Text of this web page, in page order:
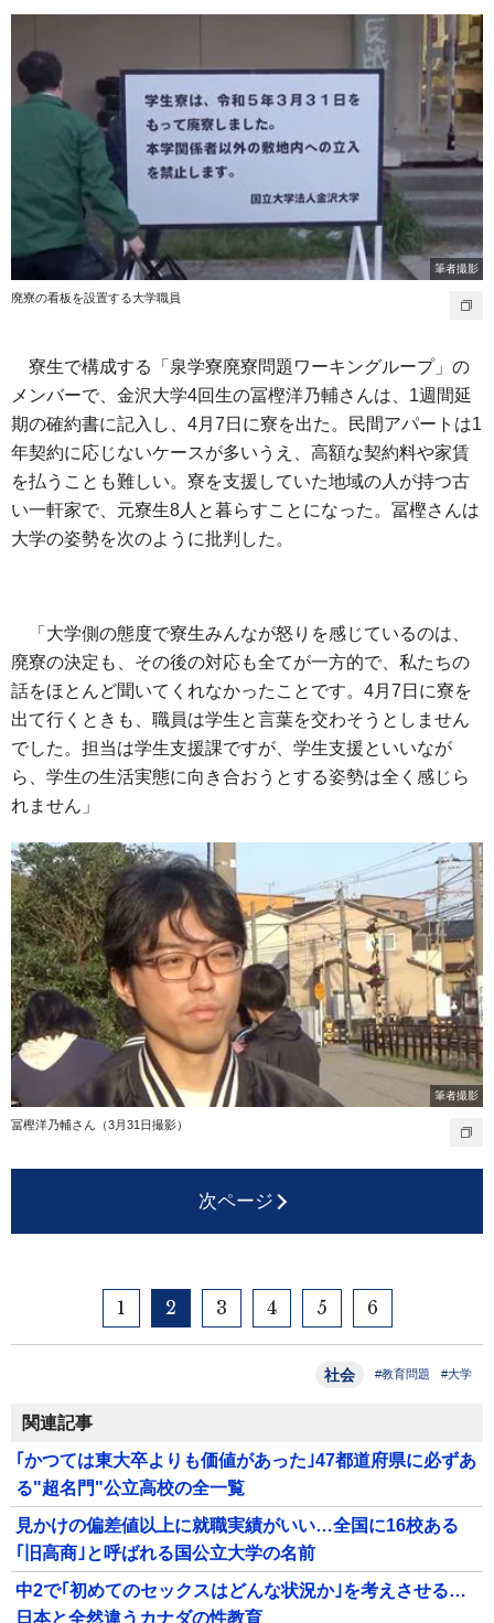
筆者撮影
廃寮の看板を設置する大学職員
寮生で構成する「泉学寮廃寮問題ワーキングループ」の
メンバーで、金沢大学4回生の冨樫洋乃輔さんは、1週間延
期の確約書に記入し、4月7日に寮を出た。民間アパートは1
年契約に応じないケースが多いうえ、高額な契約料や家賃
を払うことも難しい。寮を支援していた地域の人が持つ古
い一軒家で、元寮生8人と暮らすことになった。冨樫さんは
大学の姿勢を次のように批判した。
「大学側の態度で寮生みんなが怒りを感じているのは、
廃寮の決定も、その後の対応も全てが一方的で、私たちの
話をほとんど聞いてくれなかったことです。4月7日に寮を
出て行くときも、職員は学生と言葉を交わそうとしません
でした。担当は学生支援課ですが、学生支援といいなが
ら、学生の生活実態に向き合おうとする姿勢は全く感じら
れません」
筆者撮影
冨樫洋乃輔さん（3月31日撮影）
次ページ
1 2 3 4 5 6
社会 #教育問題 #大学
関連記事
｢かつては東大卒よりも価値があった｣47都道府県に必ずあ
る"超名門"公立高校の全一覧
見かけの偏差値以上に就職実績がいい…全国に16校ある
｢旧高商｣と呼ばれる国公立大学の名前
中2で｢初めてのセックスはどんな状況か｣を考えさせる…
日本と全然違うカナダの性教育